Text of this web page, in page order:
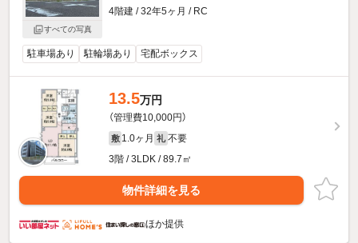
すべての写真
4階建 / 32年5ヶ月 / RC
駐車場あり 駐輪場あり 宅配ボックス
13.5万円
（管理費10,000円）
敷 1.0ヶ月 礼 不要
3階 / 3LDK / 89.7㎡
物件詳細を見る
ほか提供